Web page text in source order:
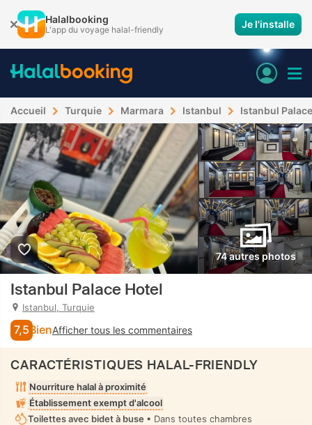
Halalbooking
L'app du voyage halal-friendly Je l'installe
Accueil Turquie Marmara Istanbul Istanbul
74 autres photos
Istanbul Palace Hotel
Istanbul, Turquie
7,5 BienAfficher tous les commentaires
CARACTÉRISTIQUES HALAL-FRIENDLY
Nourriture halal à proximité
Établissement exempt d'alcool
Toilettes avec bidet à buse • Dans toutes chambres